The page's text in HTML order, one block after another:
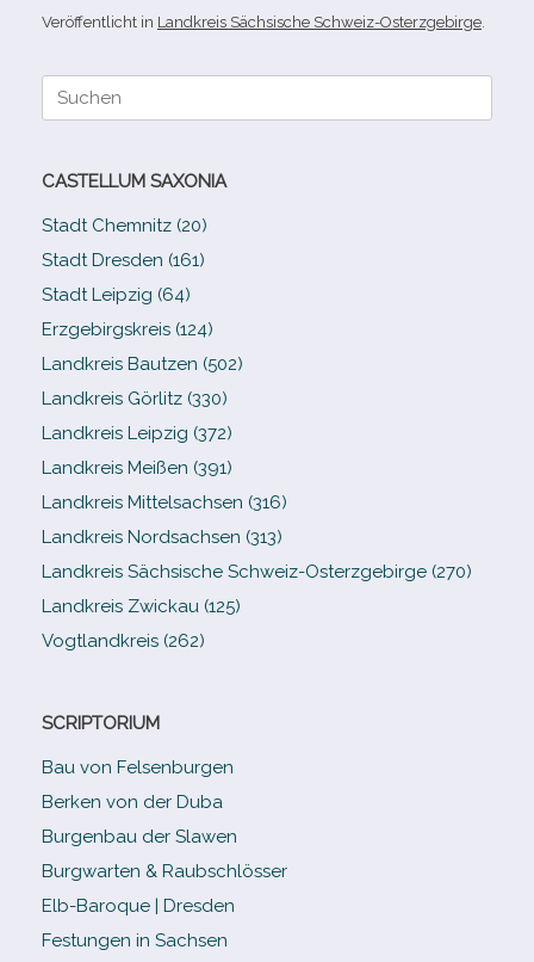
Veröffentlicht in Landkreis Sächsische Schweiz-Osterzgebirge
Suche
CASTELLUM SAXONIA
Stadt Chemnitz (20)
Stadt Dresden (161)
Stadt Leipzig (64)
Erzgebirgskreis (124)
Landkreis Bautzen (502)
Landkreis Görlitz (330)
Landkreis Leipzig (372)
Landkreis Meißen (391)
Landkreis Mittelsachsen (316)
Landkreis Nordsachsen (313)
Landkreis Sächsische Schweiz-​Osterzgebirge (270)
Landkreis Zwickau (125)
Vogtlandkreis (262)
SCRIPTORIUM
Bau von Felsenburgen
Berken von der Duba
Burgenbau der Slawen
Burgwarten & Raubschlösser
Elb-​Baroque | Dresden
Festungen in Sachsen